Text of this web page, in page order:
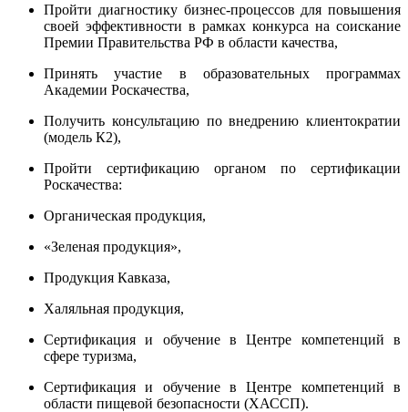
Пройти диагностику бизнес-процессов для повышения
своей эффективности в рамках конкурса на соискание
Премии Правительства РФ в области качества,
Принять участие в образовательных программах
Академии Роскачества,
Получить консультацию по внедрению клиентократии
(модель К2),
Пройти сертификацию органом по сертификации
Роскачества:
Органическая продукция,
«Зеленая продукция»,
Продукция Кавказа,
Халяльная продукция,
Сертификация и обучение в Центре компетенций в
сфере туризма,
Сертификация и обучение в Центре компетенций в
области пищевой безопасности (ХАССП).